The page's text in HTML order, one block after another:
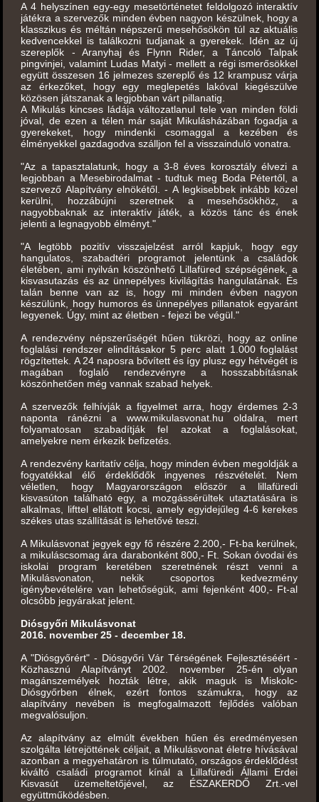
A 4 helyszínen egy-egy mesetörténetet feldolgozó interaktív
játékra a szervezők minden évben nagyon készülnek, hogy a
klasszikus és méltán népszerű mesehősökön túl az aktuális
kedvencekkel is találkozni tudjanak a gyerekek. Idén az új
szereplők - Aranyhaj és Flynn Rider, a Táncoló Talpak
pingvinjei, valamint Ludas Matyi - mellett a régi ismerősökkel
együtt összesen 16 jelmezes szereplő és 12 krampusz várja
az érkezőket, hogy egy meglepetés lakóval kiegészülve
közösen játszanak a legjobban várt pillanatig.
A Mikulás kincses ládája változatlanul tele van minden földi
jóval, de ezen a télen már saját Mikulásházában fogadja a
gyerekeket, hogy mindenki csomaggal a kezében és
élményekkel gazdagodva szálljon fel a visszainduló vonatra.
"Az a tapasztalatunk, hogy a 3-8 éves korosztály élvezi a
legjobban a Mesebirodalmat - tudtuk meg Boda Pétertől, a
szervező Alapítvány elnökétől. - A legkisebbek inkább közel
kerülni, hozzábújni szeretnek a mesehősökhöz, a
nagyobbaknak az interaktív játék, a közös tánc és ének
jelenti a legnagyobb élményt."
"A legtöbb pozitív visszajelzést arról kapjuk, hogy egy
hangulatos, szabadtéri programot jelentünk a családok
életében, ami nyilván köszönhető Lillafüred szépségének, a
kisvasutazás és az ünnepélyes kivilágítás hangulatának. És
talán benne van az is, hogy mi minden évben nagyon
készülünk, hogy humoros és ünnepélyes pillanatok egyaránt
legyenek. Úgy, mint az életben - fejezi be végül."
A rendezvény népszerűségét hűen tükrözi, hogy az online
foglalási rendszer elindításakor 5 perc alatt 1.000 foglalást
rögzítettek. A 24 naposra bővített és így plusz egy hétvégét is
magában foglaló rendezvényre a hosszabbításnak
köszönhetően még vannak szabad helyek.
A szervezők felhívják a figyelmet arra, hogy érdemes 2-3
naponta ránézni a www.mikulasvonat.hu oldalra, mert
folyamatosan szabadítják fel azokat a foglalásokat,
amelyekre nem érkezik befizetés.
A rendezvény karitatív célja, hogy minden évben megoldják a
fogyatékkal élő érdeklődők ingyenes részvételét. Nem
véletlen, hogy Magyarországon először a lillafüredi
kisvasúton található egy, a mozgássérültek utaztatására is
alkalmas, lifttel ellátott kocsi, amely egyidejűleg 4-6 kerekes
székes utas szállítását is lehetővé teszi.
A Mikulásvonat jegyek egy fő részére 2.200,- Ft-ba kerülnek,
a mikuláscsomag ára darabonként 800,- Ft. Sokan óvodai és
iskolai program keretében szeretnének részt venni a
Mikulásvonaton, nekik csoportos kedvezmény
igénybevételére van lehetőségük, ami fejenként 400,- Ft-al
olcsóbb jegyárakat jelent.
Diósgyőri Mikulásvonat
2016. november 25 - december 18.
A "Diósgyőrért" - Diósgyőri Vár Térségének Fejlesztéséért -
Közhasznú Alapítványt 2002. november 25-én olyan
magánszemélyek hozták létre, akik maguk is Miskolc-
Diósgyőrben élnek, ezért fontos számukra, hogy az
alapítvány nevében is megfogalmazott fejlődés valóban
megvalósuljon.
Az alapítvány az elmúlt években hűen és eredményesen
szolgálta létrejöttének céljait, a Mikulásvonat életre hívásával
azonban a megyehatáron is túlmutató, országos érdeklődést
kiváltó családi programot kínál a Lillafüredi Állami Erdei
Kisvasút üzemeltetőjével, az ÉSZAKERDŐ Zrt.-vel
együttműködésben.